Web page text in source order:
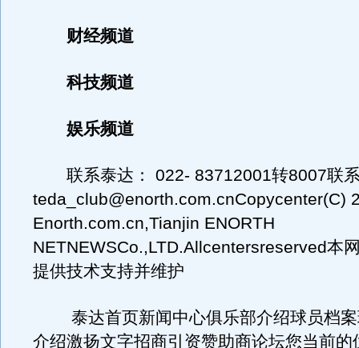
财经频道
科技频道
娱乐频道
联系泰达： 022- 83712001转8007联
teda_club@enorth.com.cnCopycenter(C)
Enorth.com.cn,Tianjin ENORTH
NETNEWSCo.,LTD.Allcentersreserved本
提供技术支持并维护
泰达首页新闻中心俱乐部介绍球员档
介绍激扬文字招商引资赞助商论坛您当前的